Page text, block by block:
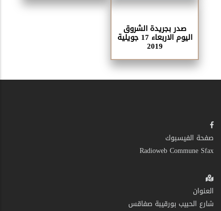
صدر بجريدة الشروق
اليوم الاربعاء 17 جويلية
2019
صفحة الفيسبوك
Radioweb Commune Sfax
العنوان
شارع الحبيب بورقيبة صفاقس